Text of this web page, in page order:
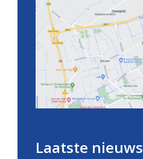
Laatste nieuws